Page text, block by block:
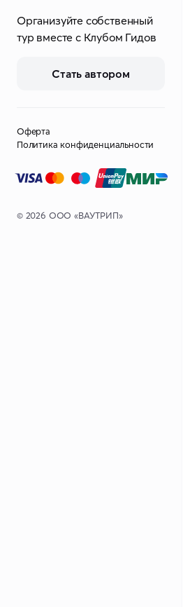
Организуйте собственный
тур вместе с Клубом Гидов
Стать автором
Оферта
Политика конфиденциальности
© 2026 ООО «ВАУТРИП»